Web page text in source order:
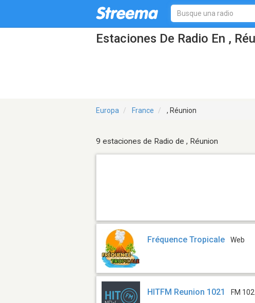
Estaciones De Radio En ,
Europa France , Réunion
9 estaciones de Radio de , Réunion
Fréquence Tropicale Web
HITFM Reunion 1021 FM